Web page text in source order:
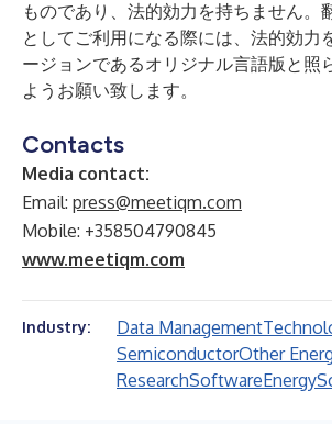
ものであり、法的効力を持ちません。
としてご利用になる際には、法的効力
ージョンであるオリジナル言語版と照
ようお願い致します。
Contacts
Media contact:
Email: press@meetiqm.com
Mobile: +358504790845
www.meetiqm.com
Industry: Data Management
SemiconductorOther
ResearchSoftwareEnergy